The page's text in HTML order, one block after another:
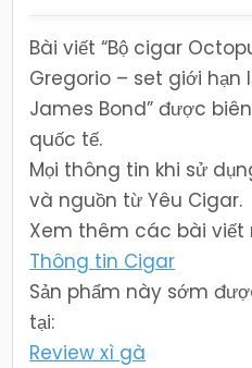
Bài viết “Bộ cigar
Gregorio – set giới hạn
James Bond” được
quốc tế.
Mọi thông tin khi sử
và nguồn từ Yêu Cigar.
Xem thêm các bài viết
Thông tin Cigar
Sản phẩm này sớm
tại:
Review xì gà